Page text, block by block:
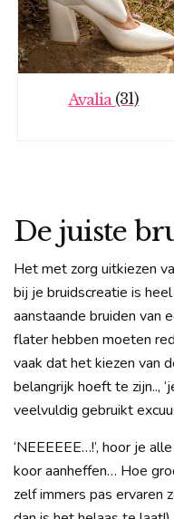
Avalia(31)
De juiste
Het met zorg uitkiezen
bij je bruidscreatie is
aanstaande bruiden van
flater hebben moeten
vaak dat het kiezen van
belangrijk hoeft te zijn..,
veelvuldig gebruikt
‘NEEEEEE…!’, hoor je
koor aanheffen… Hoe
zelf immers pas ervaren